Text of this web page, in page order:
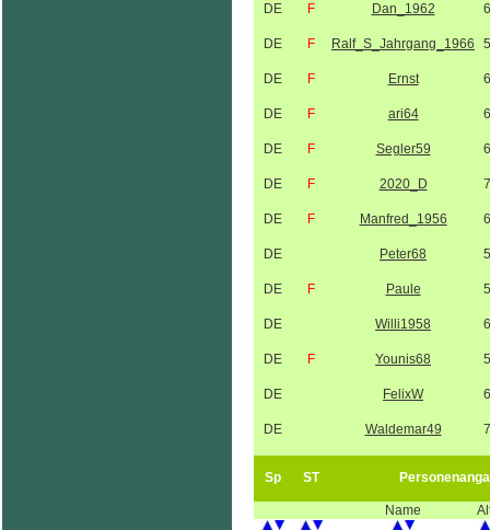
DE F Dan_1962
DE F Ralf_S_Jahrgang_1966
DE F Ernst
DE F ari64
DE F Segler59
DE F 2020_D
DE F Manfred_1956
DE Peter68
DE F Paule
DE Willi1958
DE F Younis68
DE FelixW
DE Waldemar49
Sp ST
Name